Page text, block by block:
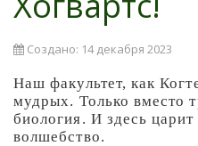
Создано: 14 декабря 2023
Наш факультет, как
мудрых. Только вместо
биология. И здесь царит
волшебство.